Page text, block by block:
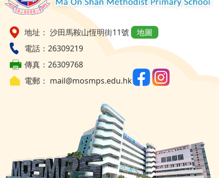
地址： 沙田馬鞍山恆明街11號
地圖
電話：26309219
傳真：26309768
電郵： mail@mosmps.edu.hk